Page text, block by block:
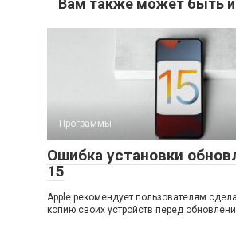
Программы
Ошибка установки
15
Apple рекомендует пользователям
копию своих устройств перед